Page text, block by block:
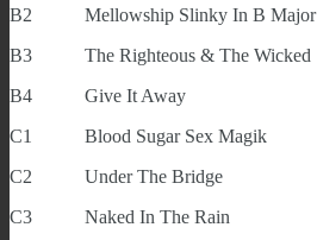
B2 Mellowship Slinky In B Major
B3 The Righteous & The Wicked
B4 Give It Away
C1 Blood Sugar Sex Magik
C2 Under The Bridge
C3 Naked In The Rain